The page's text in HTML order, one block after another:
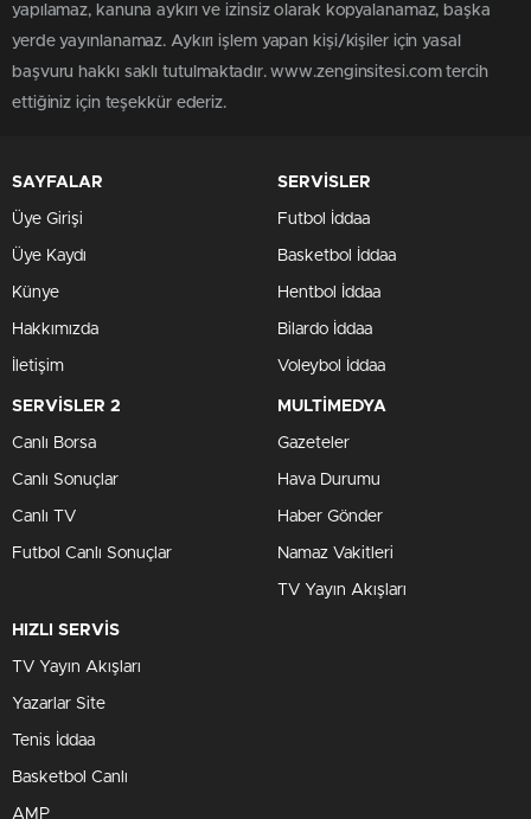
yapılamaz, kanuna aykırı ve izinsiz olarak kopyalanamaz, başka
yerde yayınlanamaz. Aykırı işlem yapan kişi/kişiler için yasal
başvuru hakkı saklı tutulmaktadır. www.zenginsitesi.com tercih
ettiğiniz için teşekkür ederiz.
SAYFALAR
Üye Girişi
Üye Kaydı
Künye
Hakkımızda
İletişim
SERVİSLER
Futbol İddaa
Basketbol İddaa
Hentbol İddaa
Bilardo İddaa
Voleybol İddaa
SERVİSLER 2
Canlı Borsa
Canlı Sonuçlar
Canlı TV
Futbol Canlı Sonuçlar
MULTİMEDYA
Gazeteler
Hava Durumu
Haber Gönder
Namaz Vakitleri
TV Yayın Akışları
HIZLI SERVİS
TV Yayın Akışları
Yazarlar Site
Tenis İddaa
Basketbol Canlı
AMP